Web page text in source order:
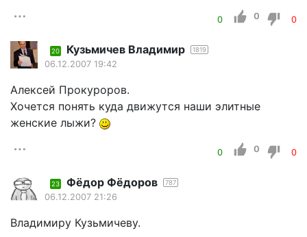
0 0 0
20 Кузьмичев Владимир 1819
06.12.2007 19:42
Алексей Прокуроров.
Хочется понять куда движутся наши элитные
женские лыжи?
0 0 0
23 Фёдор Фёдоров 787
06.12.2007 21:26
Владимиру Кузьмичеву.